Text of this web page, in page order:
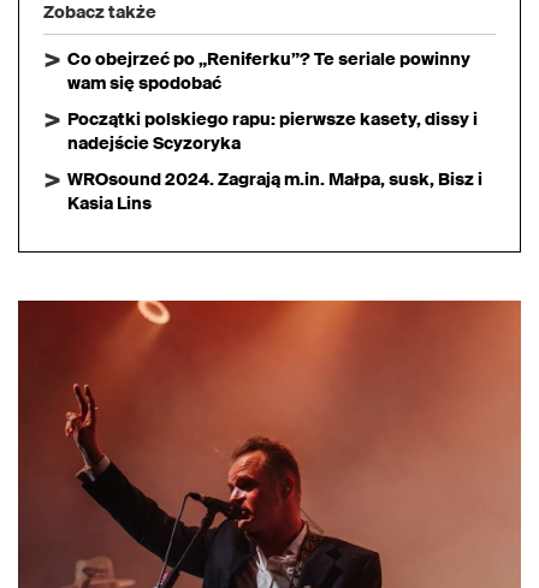
Zobacz także
Co obejrzeć po „Reniferku”? Te seriale powinny
wam się spodobać
Początki polskiego rapu: pierwsze kasety, dissy i
nadejście Scyzoryka
WROsound 2024. Zagrają m.in. Małpa, susk, Bisz i
Kasia Lins